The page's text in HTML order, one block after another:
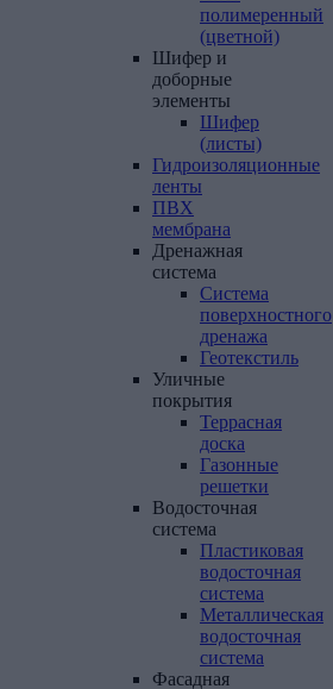
полимеренный
(цветной)
Шифер и
доборные
элементы
Шифер
(листы)
Гидроизоляционные
ленты
ПВХ
мембрана
Дренажная
система
Система
поверхностного
дренажа
Геотекстиль
Уличные
покрытия
Террасная
доска
Газонные
решетки
Водосточная
система
Пластиковая
водосточная
система
Металлическая
водосточная
система
Фасадная